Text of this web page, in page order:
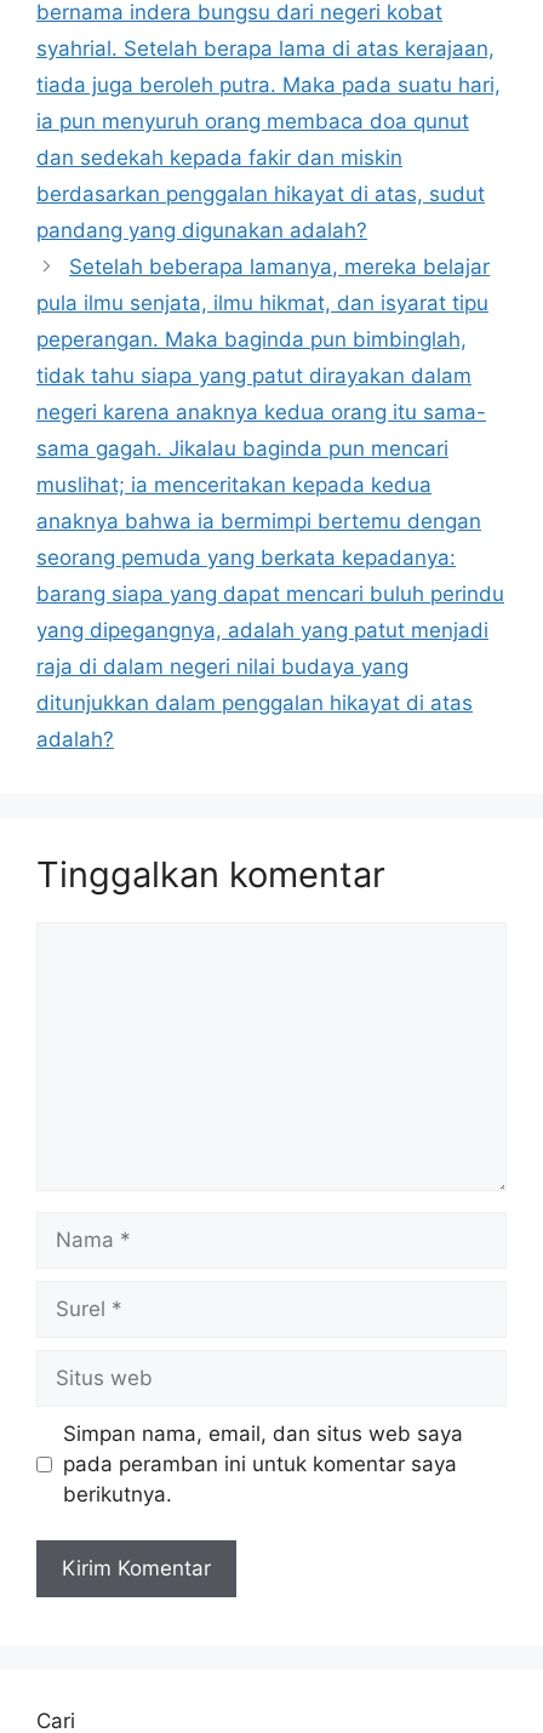
bernama indera bungsu dari negeri kobat
syahrial. Setelah berapa lama di atas kerajaan,
tiada juga beroleh putra. Maka pada suatu hari,
ia pun menyuruh orang membaca doa qunut
dan sedekah kepada fakir dan miskin
berdasarkan penggalan hikayat di atas, sudut
pandang yang digunakan adalah?
Setelah beberapa lamanya, mereka belajar
pula ilmu senjata, ilmu hikmat, dan isyarat tipu
peperangan. Maka baginda pun bimbinglah,
tidak tahu siapa yang patut dirayakan dalam
negeri karena anaknya kedua orang itu sama-
sama gagah. Jikalau baginda pun mencari
muslihat; ia menceritakan kepada kedua
anaknya bahwa ia bermimpi bertemu dengan
seorang pemuda yang berkata kepadanya:
barang siapa yang dapat mencari buluh perindu
yang dipegangnya, adalah yang patut menjadi
raja di dalam negeri nilai budaya yang
ditunjukkan dalam penggalan hikayat di atas
adalah?
Tinggalkan komentar
web
Simpan nama, email, dan situs web saya
pada peramban ini untuk komentar saya
berikutnya.
Cari